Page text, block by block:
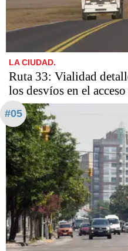
LA CIUDAD.
Ruta 33: Vialidad
los desvíos en el
#05